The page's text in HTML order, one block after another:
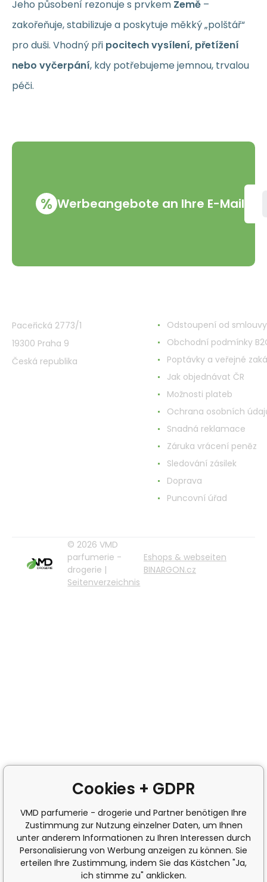
Jeho působení rezonuje s prvkem Země –
zakořeňuje, stabilizuje a poskytuje měkký „polštář“
pro duši. Vhodný při pocitech vysílení, přetížení
nebo vyčerpání, kdy potřebujeme jemnou, trvalou
péči.
% Werbeangebote an Ihre E-Mail
Paceřická 2773/1
19300 Praha 9
Česká republika
Odstoupení od smlouvy
Obchodní podmínky
Poptávky a veřejné
Jak objednávat ČR
Možnosti plateb
Ochrana osobních
Snadná reklamace
Záruka vrácení peněz
Sledování zásilek
Doprava
Puncovní úřad
© 2026 VMD
parfumerie -
drogerie |
Seitenverzeichnis
Eshops & webseiten
BINARGON.cz
Cookies + GDPR
VMD parfumerie - drogerie und Partner benötigen Ihre
Zustimmung zur Nutzung einzelner Daten, um Ihnen
unter anderem Informationen zu Ihren Interessen durch
Personalisierung von Werbung anzeigen zu können. Sie
erteilen Ihre Zustimmung, indem Sie das Kästchen "Ja,
ich stimme zu" anklicken.